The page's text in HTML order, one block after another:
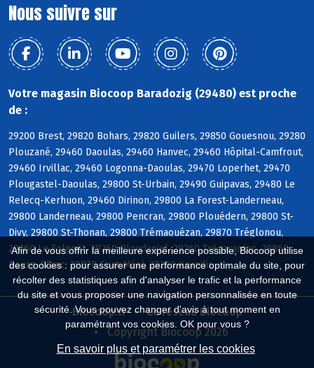
Afin de vous offrir la meilleure expérience possible, Biocoop utilise
des cookies : pour assurer une performance optimale du site, pour
récolter des statistiques afin d'analyser le trafic et la performance
du site et vous proposer une navigation personnalisée en toute
sécurité. Vous pouvez changer d'avis à tout moment en
paramétrant vos cookies. OK pour vous ?
En savoir plus et paramétrer les cookies
Nous suivre sur
Votre magasin Biocoop Baradozig (29480) est proche
de :
29200 Brest, 29820 Bohars, 29820 Guilers, 29850 Gouesnou, 29280
Plouzané, 29460 Daoulas, 29460 Hanvec, 29460 Hôpital-Camfrout,
29460 Irvillac, 29460 Logonna-Daoulas, 29470 Loperhet, 29470
Plougastel-Daoulas, 29800 St-Urbain, 29490 Guipavas, 29480 Le
Relecq-Kerhuon, 29460 Dirinon, 29800 La Forest-Landerneau,
29800 Landerneau, 29800 Pencran, 29800 Plouédern, 29800 St-
Divy, 29800 St-Thonan, 29800 Trémaouézan, 29870 Tréglonou,
29260 Le Folgoët, 29260 Ploudaniel, 29260 Trégarantec, 29860
Bourg-Blanc, 29870 Coat-Méal, 29260 Kernilis
Biocoop.fr
Le réseau Biocoop
Copyright Biocoop 2026